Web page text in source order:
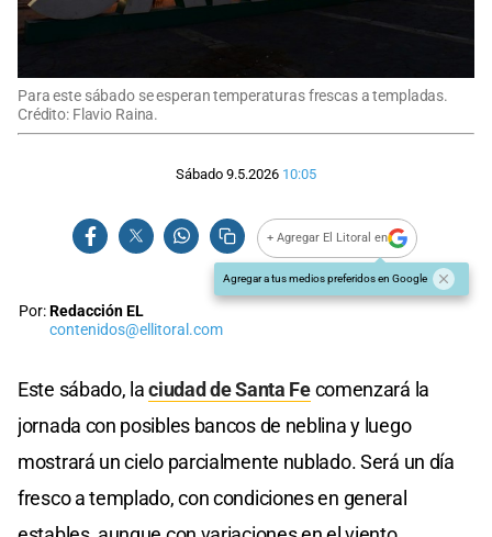
Para este sábado se esperan temperaturas frescas a templadas.
Crédito: Flavio Raina.
Sábado 9.5.2026 10:05
+ Agregar El Litoral en
Agregar a tus medios preferidos en Google
Por:Redacción EL
contenidos@ellitoral.com
Este sábado, laciudad de Santa Fecomenzará la
jornada con posibles bancos de neblina y luego
mostrará un cielo parcialmente nublado. Será un día
fresco a templado, con condiciones en general